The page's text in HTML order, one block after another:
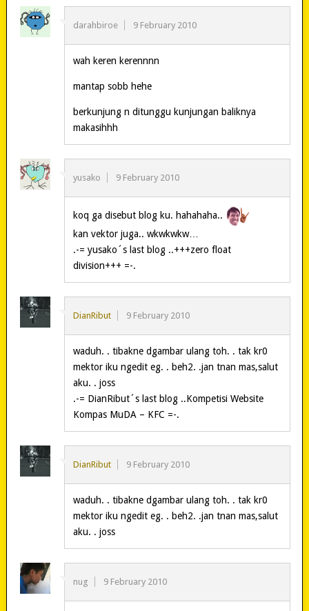
darahbiroe 9 February 2010
wah keren kerennnn
mantap sobb hehe
berkunjung n ditunggu kunjungan baliknya
makasihhh
yusako 9 February 2010
koq ga disebut blog ku. hahahaha..
kan vektor juga.. wkwkwkw…
.-= yusako´s last blog ..+++zero float
division+++ =-.
DianRibut 9 February 2010
waduh. . tibakne dgambar ulang toh. . tak kr0
mektor iku ngedit eg. . beh2. .jan tnan mas,salut
aku. . joss
.-= DianRibut´s last blog ..Kompetisi Website
Kompas MuDA – KFC =-.
DianRibut 9 February 2010
waduh. . tibakne dgambar ulang toh. . tak kr0
mektor iku ngedit eg. . beh2. .jan tnan mas,salut
aku. . joss
nug 9 February 2010